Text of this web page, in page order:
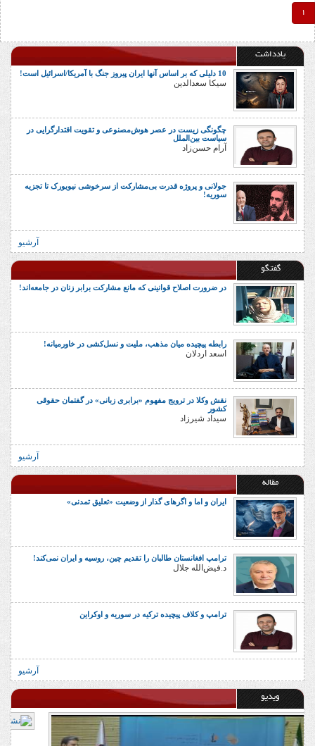
1
یادداشت
10 دلیلی که بر اساس آنها ایران پیروز جنگ با آمریکا/اسرائیل است!
سیکا سعدالدین
چگونگی زیست در عصر هوش‌مصنوعی و تقویت اقتدارگرایی در
سیاست بین‌الملل
آرام حسن‌زاد
جولانی و پروژه قدرت بی‌مشارکت از سرخوشی نیویورک تا تجزیه
سوریه!
آرشیو
گفتگو
در ضرورت اصلاح قوانینی که مانع مشارکت برابر زنان در جامعه‌اند!
رابطه پیچیده میان مذهب، ملیت و نسل‌کشی در خاورمیانه!
اسعد اردلان
نقش وکلا در ترویج مفهوم «برابری زبانی» در گفتمان حقوقی
کشور
سیداد شیرزاد
آرشیو
مقاله
ایران و اما و اگرهای گذار از وضعیت «تعلیق تمدنی»
ترامپ افغانستان طالبان را تقدیم چین، روسیه و ایران نمی‌کند!
د.فیض‌الله جلال
ترامپ و کلاف پیچیده ترکیه در سوریه و اوکراین
آرشیو
ویدیو